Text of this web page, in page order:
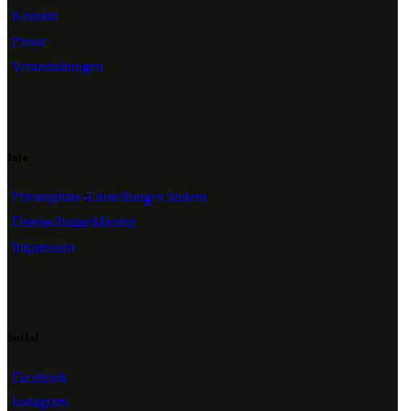
Kontakt
Presse
Veranstaltungen
Privatsphäre-Einstellungen ändern
Datenschutzerklärung
Impressum
Facebook
Instagram